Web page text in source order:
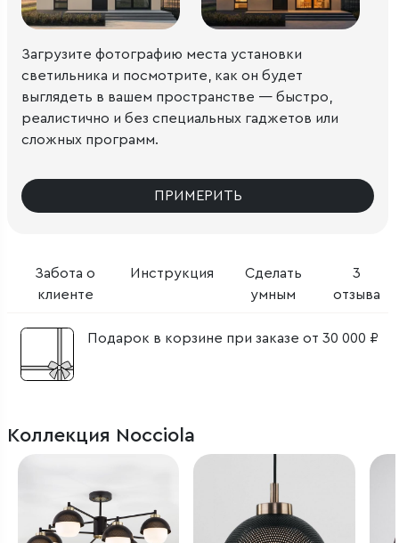
Забота о
клиенте
Инструкция
Сделать
умным
3
отзыва
Подарок в корзине при заказе от 30 000 ₽
Загрузите фотографию места установки
светильника и посмотрите, как он будет
выглядеть в вашем пространстве — быстро,
реалистично и без специальных гаджетов или
сложных программ.
ПРИМЕРИТЬ
Коллекция Nocciola